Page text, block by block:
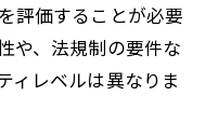
評価することが必要
や、法規制の要件な
ィレベルは異なりま